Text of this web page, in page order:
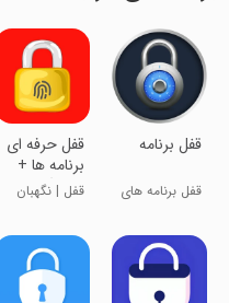
‏قفل برنامه
قفل برنامه های
قفل حرفه ای
برنامه ها +
فضولگیر
قفل | نگهبان